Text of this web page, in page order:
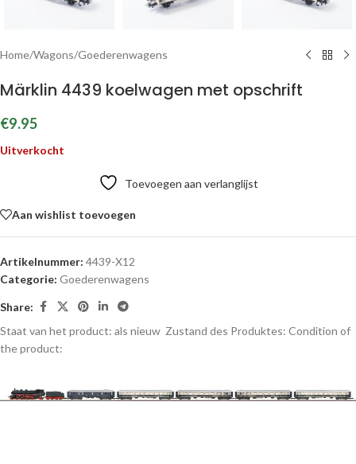
Home/Wagons/Goederenwagens
Märklin 4439 koelwagen met opschrift
€9.95
Uitverkocht
Toevoegen aan verlanglijst
Aan wishlist toevoegen
Artikelnummer: 4439-X12
Categorie: Goederenwagens
Share:
Staat van het product: als nieuw Zustand des Produktes: Condition of
the product: